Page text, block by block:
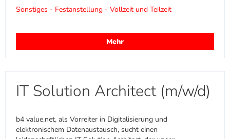
Sonstiges - Festanstellung - Vollzeit und Teilzeit
Mehr
IT Solution Architect (m/w/d)
b4 value.net, als Vorreiter in Digitalisierung und
elektronischem Datenaustausch, sucht einen